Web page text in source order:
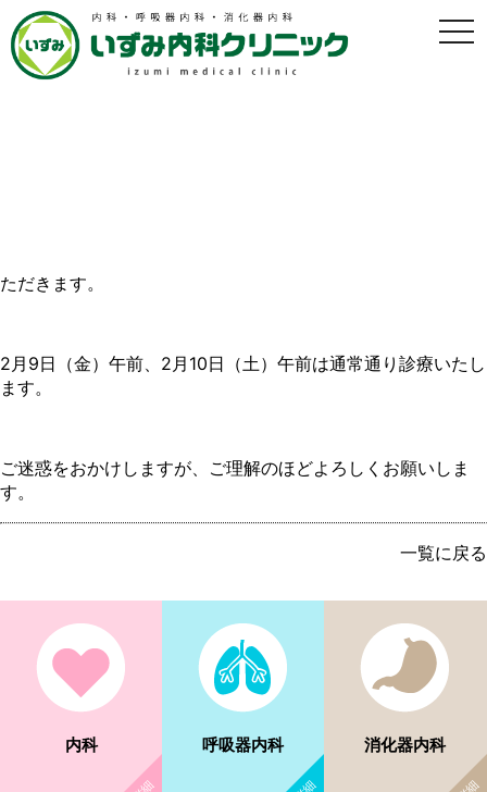
t
o
ただきます。
2月9日（金）午前、2月10日（土）午前は通常通り診療いたし
ます。
ご迷惑をおかけしますが、ご理解のほどよろしくお願いしま
す。
一覧に戻る
内科 呼吸器内科 消化器内科